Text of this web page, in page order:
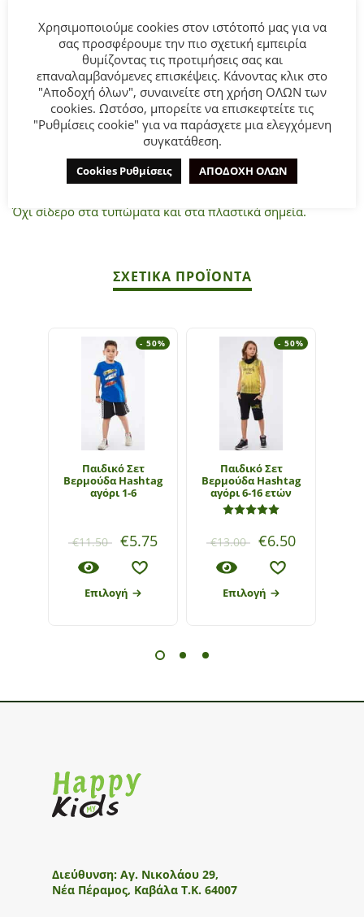
Παιδικό Σετ Βερμούδα μακό Sprint για αγόρι από 1 έως 5
Μπλούζα κοντομάνικη σε λευκό χρώμα με τύπωμα.
Βερμούδα σε μαύρο χρώμα με τύπωμα.
Σύνθεση: 100% Βαμβάκι.
ΣΥΜΒΟΥΛΕΣ
Όχι σίδερο στα τυπώματα και στα πλαστικά σημεία.
ΣΧΕΤΙΚΆ ΠΡΟΪΌΝΤΑ
- 50%
Παιδικό Σετ
Βερμούδα Hashtag
αγόρι 1-6
€11.50 €5.75
Επιλογή
- 50%
Παιδικό Σετ
Βερμούδα Hashtag
αγόρι 6-16 ετών
€13.00 €6.50
Επιλογή
Διεύθυνση: Αγ. Νικολάου 29,
Νέα Πέραμος, Καβάλα Τ.Κ. 64007
Χρησιμοποιούμε cookies στον ιστότοπό μας για να
σας προσφέρουμε την πιο σχετική εμπειρία
θυμίζοντας τις προτιμήσεις σας και
επαναλαμβανόμενες επισκέψεις. Κάνοντας κλικ στο
"Αποδοχή όλων", συναινείτε στη χρήση ΟΛΩΝ των
cookies. Ωστόσο, μπορείτε να επισκεφτείτε τις
"Ρυθμίσεις cookie" για να παράσχετε μια ελεγχόμενη
συγκατάθεση.
Cookies Ρυθμίσεις ΑΠΟΔΟΧΗ ΟΛΩΝ